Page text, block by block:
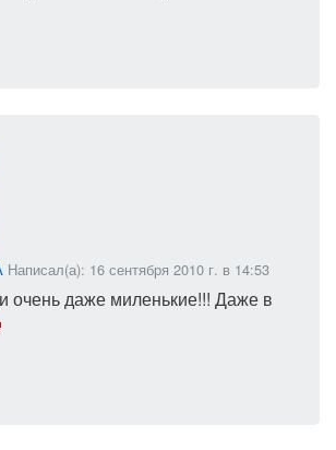
Написал(а): 16 сентября 2010 г. в 14:53
очень даже миленькие!!! Даже в